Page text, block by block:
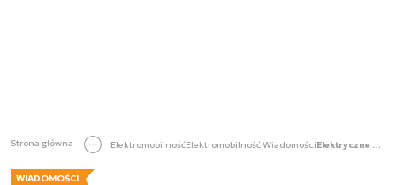
Strona główna ElektromobilnośćElektromobilność Wiadomości Elektryczne ciężarówki podbijają Chiny. Diesel traci rynek
WIADOMOŚCI